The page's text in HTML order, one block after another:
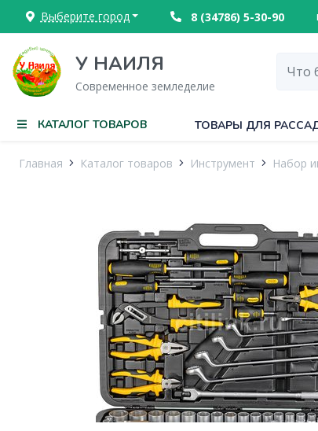
Выберите город 8 (34786) 5-30-90
У НАИЛЯ
Современное земледелие
КАТАЛОГ ТОВАРОВ ТОВАРЫ ДЛЯ
Главная Каталог товаров Инструмент Набор